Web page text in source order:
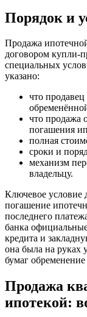
Порядок и
Продажа
договором купли-
специальных
указано:
что
что продажа
погашения
полная
сроки и
механизм
владельцу.
Ключевое условие
погашение
последнего
банка
кредита и
она была на руках
бумаг
Продажа
ипотекой: